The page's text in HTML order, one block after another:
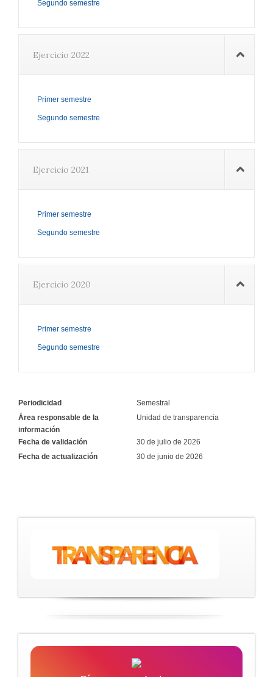
Segundo semestre
Ejercicio 2022
Primer semestre
Segundo semestre
Ejercicio 2021
Primer semestre
Segundo semestre
Ejercicio 2020
Primer semestre
Segundo semestre
Periodicidad
Semestral
Área responsable de la
información
Unidad de transparencia
Fecha de validación
30 de julio de 2026
Fecha de actualización
30 de junio de 2026